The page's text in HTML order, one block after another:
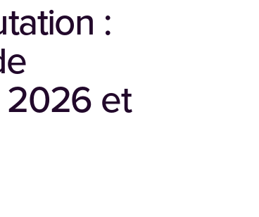
:
2026 et